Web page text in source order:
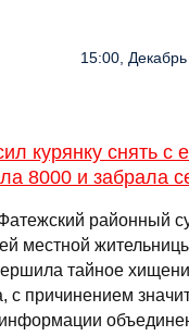
15:00,
курянку снять с
8000 и забрала
районный
местной
тайное
с причинением